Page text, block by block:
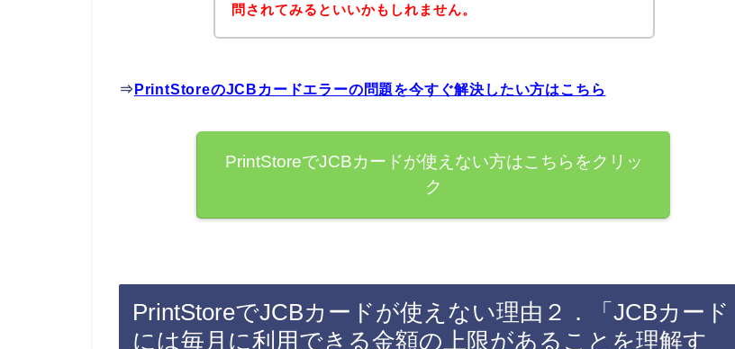
問されてみるといいかもしれません。
⇒ PrintStoreのJCBカードエラーの問題を今すぐ解決したい方はこちら
PrintStoreでJCBカードが使えない方はこちらをクリッ
ク
PrintStoreでJCBカードが使えない理由２．「JCBカード
には毎月に利用できる金額の上限があることを理解す